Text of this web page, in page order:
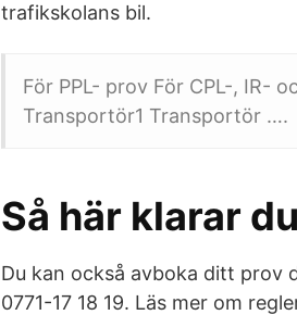
trafikskolans bil.
För PPL- prov För CPL-, IR-
Transportör1 Transportör ….
Så här klarar
Du kan också avboka ditt prov
0771-17 18 19. Läs mer om